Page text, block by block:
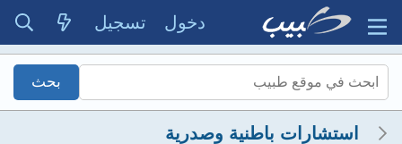
دخول تسجيل
استشارات باطنية وصدرية